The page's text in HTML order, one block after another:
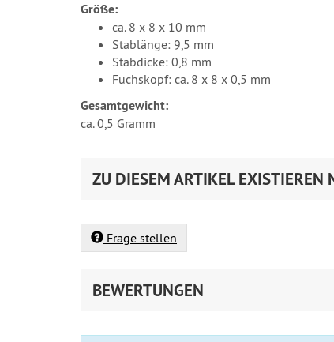
Größe:
ca. 8 x 8 x 10 mm
Stablänge: 9,5 mm
Stabdicke: 0,8 mm
Fuchskopf: ca. 8 x 8 x 0,5 mm
Gesamtgewicht:
ca. 0,5 Gramm
ZU DIESEM ARTIKEL EXISTIEREN
Frage stellen
BEWERTUNGEN